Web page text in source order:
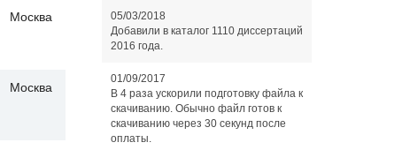
Москва
Москва
05/03/2018
Добавили в каталог 1110 диссертаций
2016 года.
01/09/2017
В 4 раза ускорили подготовку файла к
скачиванию. Обычно файл готов к
скачиванию через 30 секунд после
оплаты.